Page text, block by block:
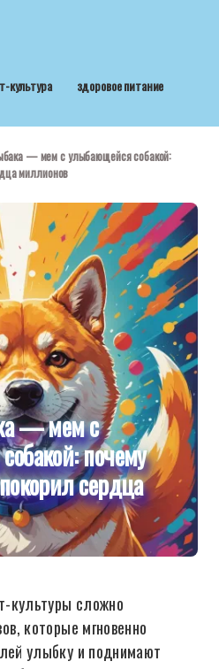
культура
здоровое питание
— мем с улыбающейся собакой:
миллионов
— мем с
почему
сердца
культуры сложно
которые мгновенно
улыбку и поднимают